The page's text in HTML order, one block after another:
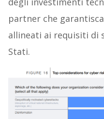
partner che
allineati ai requisiti di
Stati.